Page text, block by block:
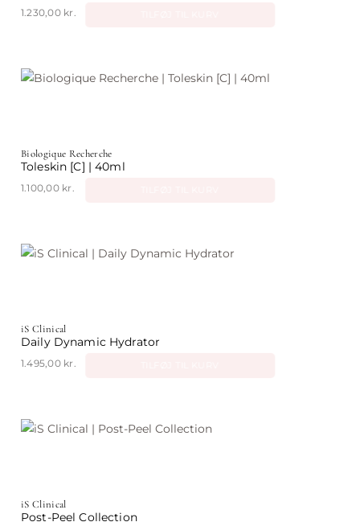
1.230,00 kr.
Biologique Recherche
Toleskin [C] | 40ml
1.100,00 kr.
iS Clinical
Daily Dynamic Hydrator
1.495,00 kr.
iS Clinical
Post-Peel Collection